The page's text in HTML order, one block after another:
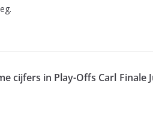
cijfers in Play-Offs Carl Finale